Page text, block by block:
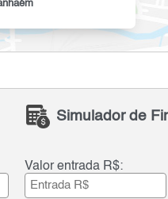
Simulador de
Valor entrada R$: